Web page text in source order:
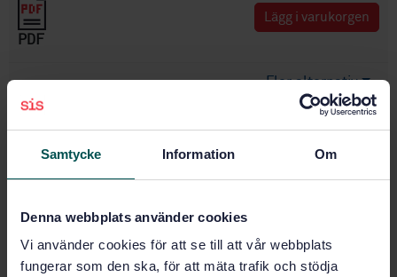
Samtycke Information Om
Denna webbplats använder cookies
Vi använder cookies för att se till att vår webbplats
fungerar som den ska, för att mäta trafik och stödja
PDF
Lägg i varukorgen
Fler alternativ
Språk: Svenska
trådprodukter, SIS/TK 135
Internationell titel: Stainless steel - SS
steel 23 47